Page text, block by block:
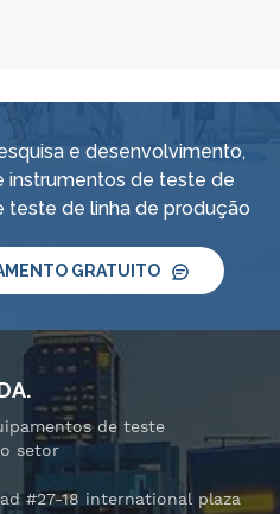
e desenvolvimento,
instrumentos de teste de
teste de linha de produção
GRATUITO
de teste
setor
#27-18 international plaza